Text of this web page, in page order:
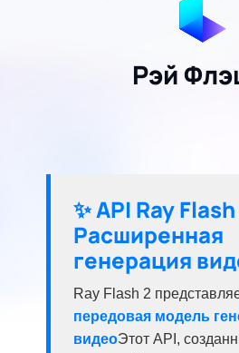
Рэй
✨ API Ray
Расширенная
генерация
Ray Flash 2
передовая модель
видеоЭтот API,